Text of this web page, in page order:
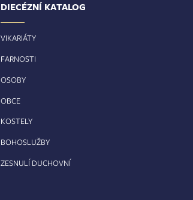
DIECÉZNÍ KATALOG
VIKARIÁTY
FARNOSTI
OSOBY
OBCE
KOSTELY
BOHOSLUŽBY
ZESNULÍ DUCHOVNÍ